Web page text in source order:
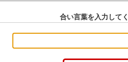
合い言葉を入力して